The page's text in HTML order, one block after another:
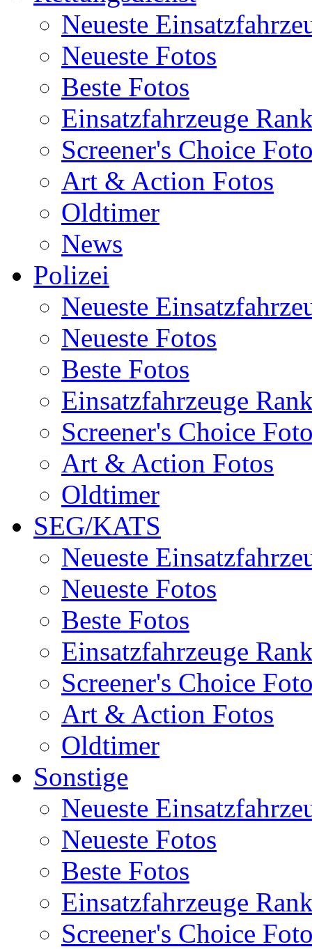
Neueste
Neueste Fotos
Beste Fotos
Einsatzfahrzeuge
Screener's Choice
Art & Action Fotos
Oldtimer
News
Polizei
Neueste
Neueste Fotos
Beste Fotos
Einsatzfahrzeuge
Screener's Choice
Art & Action Fotos
Oldtimer
SEG/KATS
Neueste
Neueste Fotos
Beste Fotos
Einsatzfahrzeuge
Screener's Choice
Art & Action Fotos
Oldtimer
Sonstige
Neueste
Neueste Fotos
Beste Fotos
Einsatzfahrzeuge
Screener's Choice